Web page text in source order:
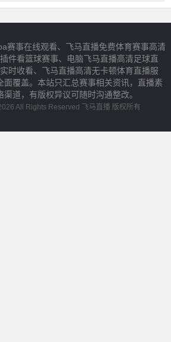
赛事在线观看、飞马直播免费体育赛事高清
件看篮球赛事、电脑飞马直播高清足球直
时收看、飞马直播高清无卡顿体育直播服
面覆盖。本站只汇总赛事相关资讯，直播素
道，有版权异议可随时沟通整改。
All Rights Reserved 飞马直播 版权所有